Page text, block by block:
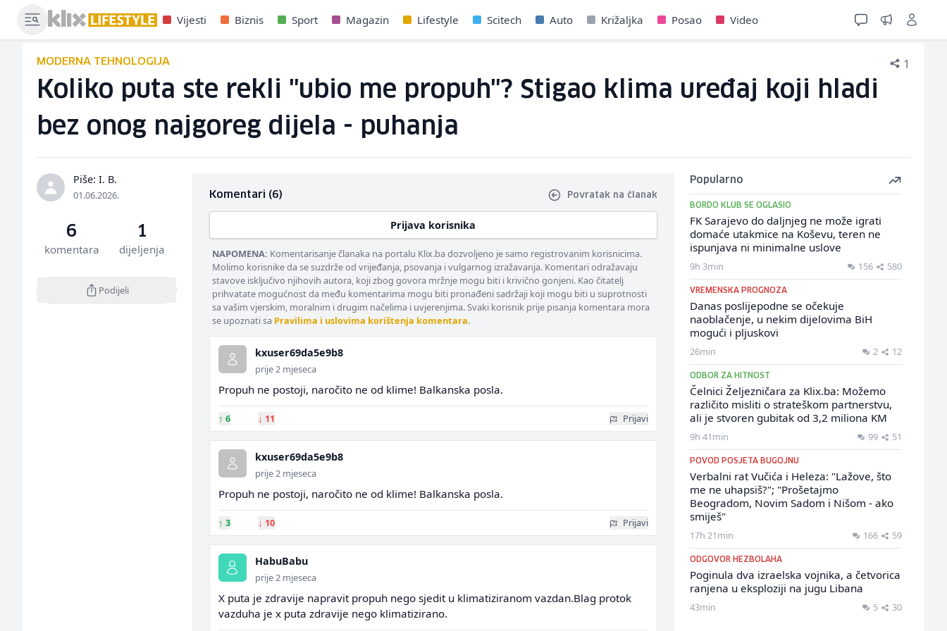
Vijesti Biznis Sport Magazin Lifestyle Scitech Auto Križaljka Posao Video
MODERNA TEHNOLOGIJA 1
Koliko puta ste rekli "ubio me propuh"? Stigao klima uređaj koji hladi
bez onog najgoreg dijela - puhanja
Piše: I. B.
01.06.2026.
6
komentara
1
dijeljenja
Podijeli
Komentari (6) Povratak na članak
Prijava korisnika
NAPOMENA: Komentarisanje članaka na portalu Klix.ba dozvoljeno je samo registrovanim korisnicima.
Molimo korisnike da se suzdrže od vrijeđanja, psovanja i vulgarnog izražavanja. Komentari odražavaju
stavove isključivo njihovih autora, koji zbog govora mržnje mogu biti i krivično gonjeni. Kao čitatelj
prihvatate mogućnost da među komentarima mogu biti pronađeni sadržaji koji mogu biti u suprotnosti
sa vašim vjerskim, moralnim i drugim načelima i uvjerenjima. Svaki korisnik prije pisanja komentara mora
se upoznati sa Pravilima i uslovima korištenja komentara.
kxuser69da5e9b8
prije 2 mjeseca
Propuh ne postoji, naročito ne od klime! Balkanska posla.
↑ 6 ↓ 11 Prijavi
kxuser69da5e9b8
prije 2 mjeseca
Propuh ne postoji, naročito ne od klime! Balkanska posla.
↑ 3 ↓ 10 Prijavi
HabuBabu
prije 2 mjeseca
X puta je zdravije napravit propuh nego sjedit u klimatiziranom vazdan.Blag protok
vazduha je x puta zdravije nego klimatizirano.
Popularno
BORDO KLUB SE OGLASIO
FK Sarajevo do daljnjeg ne može igrati
domaće utakmice na Koševu, teren ne
ispunjava ni minimalne uslove
9h 3min 156 580
VREMENSKA PROGNOZA
Danas poslijepodne se očekuje
naoblačenje, u nekim dijelovima BiH
mogući i pljuskovi
26min 2 12
ODBOR ZA HITNOST
Čelnici Željezničara za Klix.ba: Možemo
različito misliti o strateškom partnerstvu,
ali je stvoren gubitak od 3,2 miliona KM
9h 41min 99 51
POVOD POSJETA BUGOJNU
Verbalni rat Vučića i Heleza: "Lažove, što
me ne uhapsiš?"; "Prošetajmo
Beogradom, Novim Sadom i Nišom - ako
smiješ"
17h 21min 166 59
ODGOVOR HEZBOLAHA
Poginula dva izraelska vojnika, a četvorica
ranjena u eksploziji na jugu Libana
43min 5 30